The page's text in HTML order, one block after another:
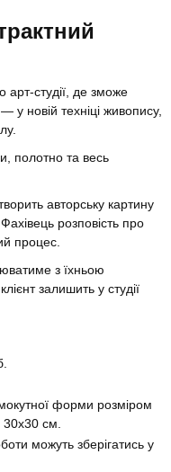
арт-студії, де зможе
у новій техніці живопису,
полотно та весь
авторську картину
розповість про
процес.
з їхньою
залишить у студії
форми розміром
см.
можуть зберігатись у